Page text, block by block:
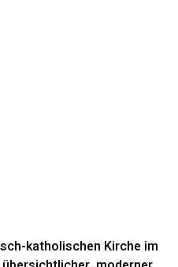
katholischen Kirche im